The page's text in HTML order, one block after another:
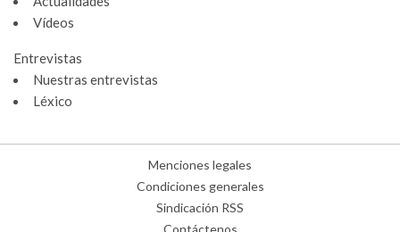
Vídeos
Entrevistas
Nuestras entrevistas
Léxico
Menciones legales
Condiciones generales
Sindicación RSS
Contáctenos